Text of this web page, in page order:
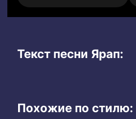
Текст песни Ярап:
Похожие по стилю: